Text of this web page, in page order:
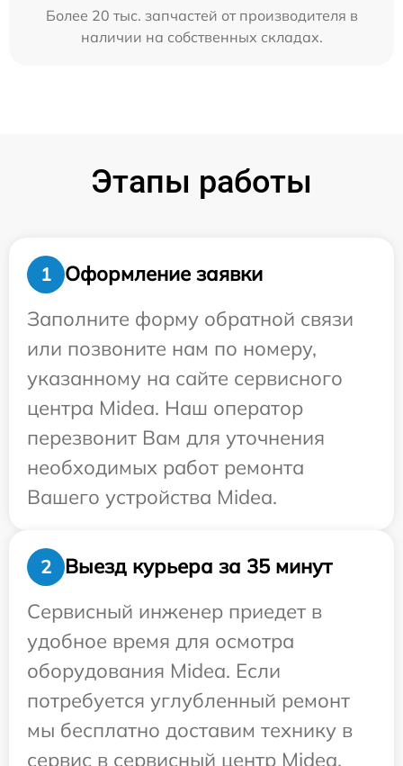
Более 20 тыс. запчастей от производителя в
наличии на собственных складах.
Этапы работы
1
Оформление заявки
Заполните форму обратной связи
или позвоните нам по номеру,
указанному на сайте сервисного
центра Midea. Наш оператор
перезвонит Вам для уточнения
необходимых работ ремонта
Вашего устройства Midea.
2
Выезд курьера за 35 минут
Сервисный инженер приедет в
удобное время для осмотра
оборудования Midea. Если
потребуется углубленный ремонт
мы бесплатно доставим технику в
сервис в сервисный центр Midea.